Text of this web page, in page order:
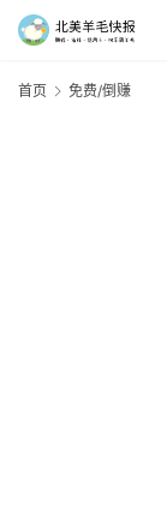
首页 免费/倒赚